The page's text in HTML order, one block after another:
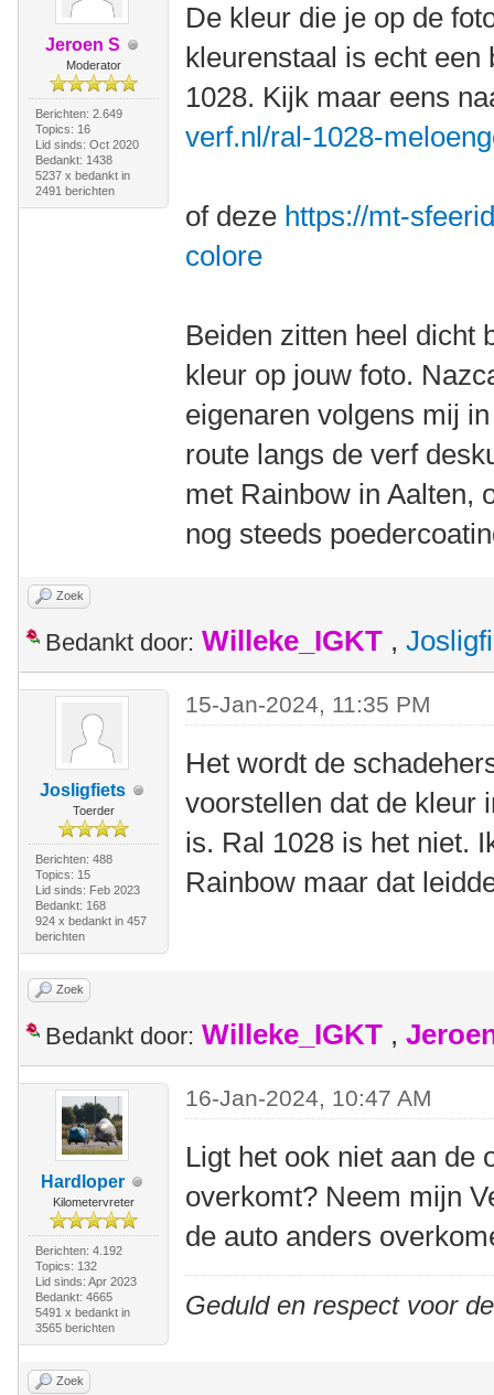
Jeroen S
Moderator
Berichten: 2.649
Topics: 16
Lid sinds: Oct 2020
Bedankt: 1438
5237 x bedankt in
2491 berichten
De kleur die je op de
kleurenstaal is echt
1028. Kijk maar eens
verf.nl/ral-1028-
of deze https://mt-
colore
Beiden zitten heel dicht
kleur op jouw foto.
eigenaren volgens mij
route langs de verf
met Rainbow in Aalten,
nog steeds
Zoek
Bedankt door: Willeke_IGKT ,
Josligfiets
Toerder
Berichten: 488
Topics: 15
Lid sinds: Feb 2023
Bedankt: 168
924 x bedankt in 457
berichten
15-Jan-2024, 11:35 PM
Het wordt de
voorstellen dat de kleur
is. Ral 1028 is het niet.
Rainbow maar dat
Zoek
Bedankt door: Willeke_IGKT ,
Hardloper
Kilometervreter
Berichten: 4.192
Topics: 132
Lid sinds: Apr 2023
Bedankt: 4665
5491 x bedankt in
3565 berichten
16-Jan-2024, 10:47 AM
Ligt het ook niet aan de
overkomt? Neem mijn
de auto anders
Geduld en respect voor
Zoek